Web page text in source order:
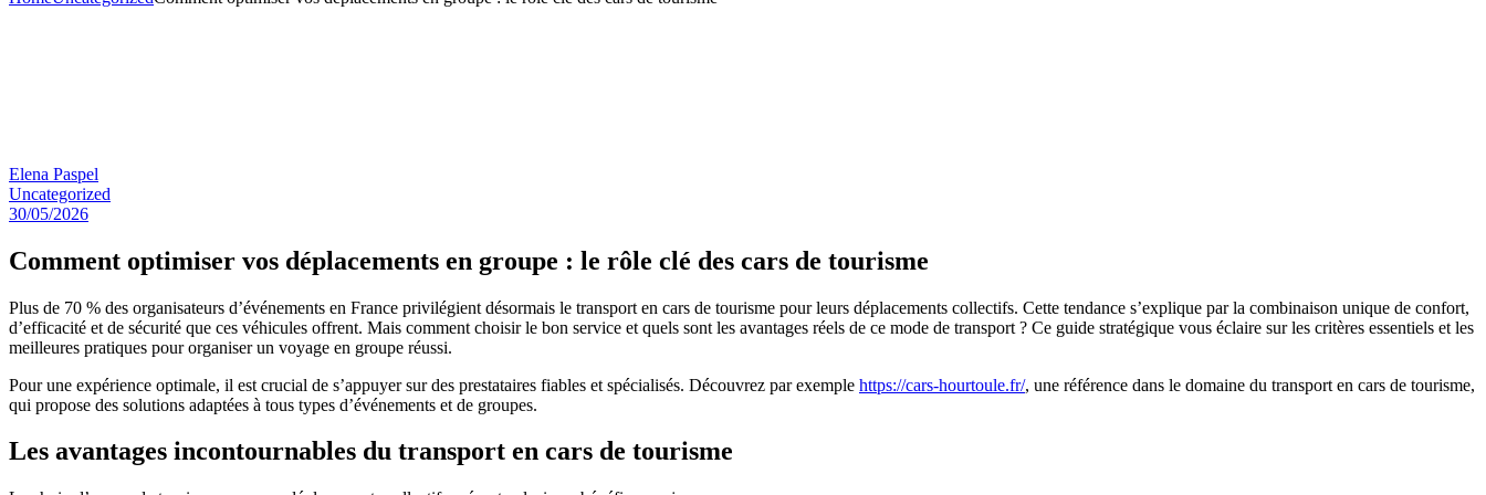
Elena Paspel
Uncategorized
30/05/2026
Comment optimiser vos déplacements en groupe : le rôle clé des cars de tourisme
Plus de 70 % des organisateurs d’événements en France privilégient désormais le transport en cars de tourisme pour leurs déplacements collectifs. Cette tendance s’explique par la combinaison unique de confort,
d’efficacité et de sécurité que ces véhicules offrent. Mais comment choisir le bon service et quels sont les avantages réels de ce mode de transport ? Ce guide stratégique vous éclaire sur les critères essentiels et les
meilleures pratiques pour organiser un voyage en groupe réussi.
Pour une expérience optimale, il est crucial de s’appuyer sur des prestataires fiables et spécialisés. Découvrez par exemple https://cars-hourtoule.fr/, une référence dans le domaine du transport en cars de tourisme,
qui propose des solutions adaptées à tous types d’événements et de groupes.
Les avantages incontournables du transport en cars de tourisme